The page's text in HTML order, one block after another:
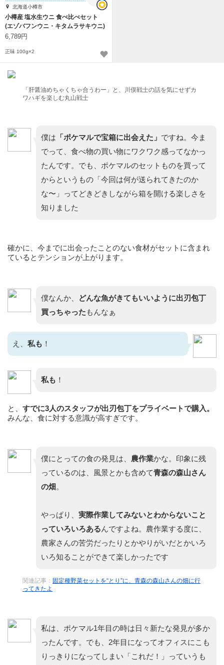
北海道小樽市
小樽産 塩水生ウニ 食べ比べセット
(エゾバフンウニ・キタムラサキウニ)
6,789円
正味 100g×2
「肝醤油めちゃくちゃ合うわー」と、川俣戦士の話を気にせずカ
ワハギを楽しむ丸山戦士
僕は 「ポケマルで宝箱に出会えた」 ですね。今ま
でって、食べ物の買い物にワクワク感ってなかっ
たんです。でも、ポケマルのセットものを買って
からというもの「今回は何が送られてきたのか
な〜」ってどきどきしながら箱を開ける楽しさを
知りました
確かに、今までに出会ったことのない食材がセットに含まれ
ているとテンションが上がります。
僕なんか、 どんな魚がきてもいいように出刃包丁
買っちゃった もんなぁ
え、 私も ！
私も ！
と、 すでに3人のスタッフが出刃包丁をプライベートで購入。
みんな、食に対する意識が高すぎです。
僕にとっての食の発見は、 農作業かな。印象に残
っているのは、風景とかも含めて青森の森山さん
の畑 。
やっぱり、 実際作業してみないとわからないこと
っていろいろあるんですよね。農作業する度に、
農家さんの苦労だったりとかやりがいだとかいろ
いろ知ることができて楽しかったです
関連記事： 固定種野菜セットを“とり”に、青森の森山さんの畑に行
ってきたよ
私は、ポケマル1年目の時は日々新たな発見が多か
ったんです。でも、2年目になってオフィスにこも
りっきりになってしまい「これだ！」っていうも